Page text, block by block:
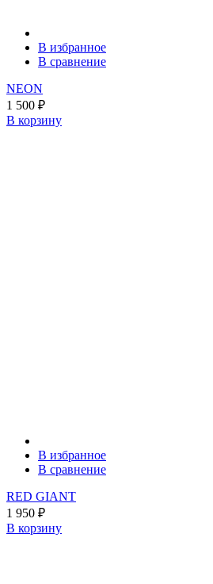
В избранное
В сравнение
NEON
1 500 ₽
В корзину
В избранное
В сравнение
RED GIANT
1 950 ₽
В корзину